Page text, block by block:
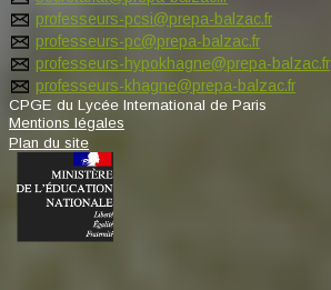
professeurs-pcsi@prepa-balzac.fr
professeurs-pc@prepa-balzac.fr
professeurs-hypokhagne@prepa-balzac.fr
professeurs-khagne@prepa-balzac.fr
CPGE du Lycée International de Paris
Mentions légales
Plan du site